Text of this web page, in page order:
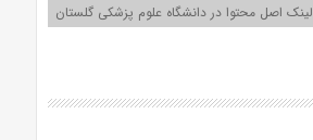
لینک اصل محتوا در دانشگاه علوم پزشکی گلستان